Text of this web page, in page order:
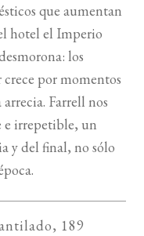
que aumentan
hotel el Imperio
los
por momentos
Farrell nos
e irrepetible, un
y del final, no sólo
, 189